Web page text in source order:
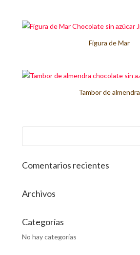
Figura de Mar
Tambor de almendra
Comentarios recientes
Archivos
Categorías
No hay categorías